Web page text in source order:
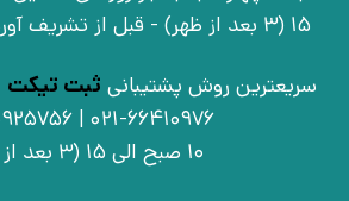
15 (3 بعد از ظهر) - قبل از تشریف آوردن تماس بگیرید
سریعترین روش پشتیبانی ثبت تیکت
021-66410976 | 09030925756
10 صبح الی 15 (3 بعد از ظهر)